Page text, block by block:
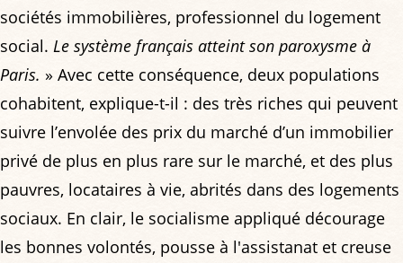
sociétés immobilières, professionnel du logement
social. Le système français atteint son paroxysme à
Paris. » Avec cette conséquence, deux populations
cohabitent, explique-t-il : des très riches qui peuvent
suivre l’envolée des prix du marché d’un immobilier
privé de plus en plus rare sur le marché, et des plus
pauvres, locataires à vie, abrités dans des logements
sociaux. En clair, le socialisme appliqué décourage
les bonnes volontés, pousse à l'assistanat et creuse